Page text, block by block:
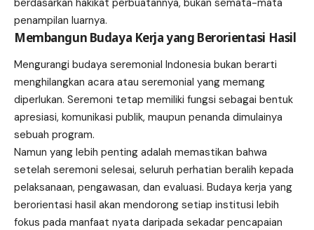
berdasarkan hakikat perbuatannya, bukan semata-mata
penampilan luarnya.
Membangun Budaya Kerja yang Berorientasi Hasil
Mengurangi budaya seremonial Indonesia bukan berarti
menghilangkan acara atau seremonial yang memang
diperlukan. Seremoni tetap memiliki fungsi sebagai bentuk
apresiasi, komunikasi publik, maupun penanda dimulainya
sebuah program.
Namun yang lebih penting adalah memastikan bahwa
setelah seremoni selesai, seluruh perhatian beralih kepada
pelaksanaan, pengawasan, dan evaluasi. Budaya kerja yang
berorientasi hasil akan mendorong setiap institusi lebih
fokus pada manfaat nyata daripada sekadar pencapaian